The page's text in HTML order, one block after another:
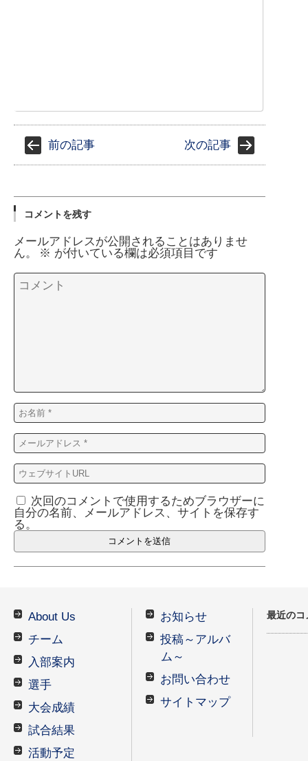
前の記事 次の記事
コメントを残す
メールアドレスが公開されることはありませ
ん。
※ が付いている欄は必須項目です
次回のコメントで使用するためブラウザーに
自分の名前、メールアドレス、サイトを保存す
る。
About Us
チーム
入部案内
選手
大会成績
試合結果
活動予定
お知らせ
投稿～アルバ
ム～
お問い合わせ
サイトマップ
最近のコ